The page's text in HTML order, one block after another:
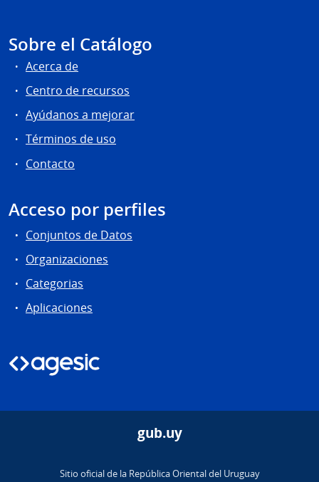
Sobre el Catálogo
Acerca de
Centro de recursos
Ayúdanos a mejorar
Términos de uso
Contacto
Acceso por perfiles
Conjuntos de Datos
Organizaciones
Categorias
Aplicaciones
gub.uy
Sitio oficial de la República Oriental del Uruguay